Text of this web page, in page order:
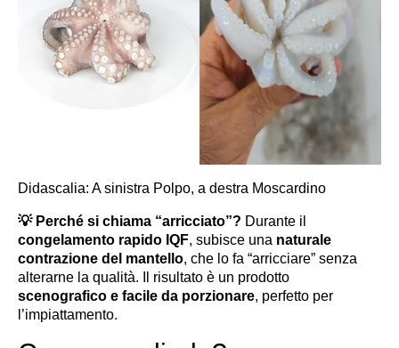
Didascalia: A sinistra Polpo, a destra Moscardino
💡 Perché si chiama “arricciato”? Durante il
congelamento rapido IQF, subisce una naturale
contrazione del mantello, che lo fa “arricciare” senza
alterarne la qualità. Il risultato è un prodotto
scenografico e facile da porzionare, perfetto per
l’impiattamento.